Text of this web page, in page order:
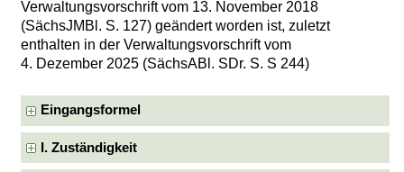
Verwaltungsvorschrift vom 13. November 2018
(SächsJMBl. S. 127) geändert worden ist, zuletzt
enthalten in der Verwaltungsvorschrift vom
4. Dezember 2025 (SächsABl. SDr. S. S 244)
Eingangsformel
I. Zuständigkeit